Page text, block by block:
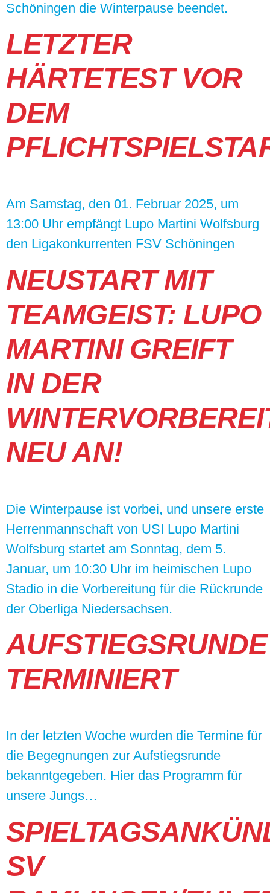
Schöningen die Winterpause beendet.
LETZTER
HÄRTETEST VOR
DEM
Am Samstag, den 01. Februar 2025, um
13:00 Uhr empfängt Lupo Martini Wolfsburg
den Ligakonkurrenten FSV Schöningen
NEUSTART MIT
TEAMGEIST: LUPO
MARTINI GREIFT
IN DER
NEU AN!
Die Winterpause ist vorbei, und unsere erste
Herrenmannschaft von USI Lupo Martini
Wolfsburg startet am Sonntag, dem 5.
Januar, um 10:30 Uhr im heimischen Lupo
Stadio in die Vorbereitung für die Rückrunde
der Oberliga Niedersachsen.
AUFSTIEGSRUNDE
TERMINIERT
In der letzten Woche wurden die Termine für
die Begegnungen zur Aufstiegsrunde
bekanntgegeben. Hier das Programm für
unsere Jungs…
SV